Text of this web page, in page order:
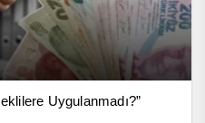
Uygulanmadı?”